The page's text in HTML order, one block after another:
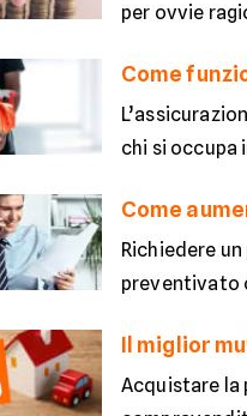
per ovvie
Come
chi si occupa
Come
Richiedere
preventivato
Il miglior
Acquistare la